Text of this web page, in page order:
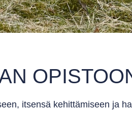
itsensä kehittämiseen ja